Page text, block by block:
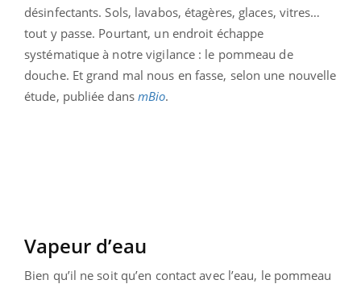
désinfectants. Sols, lavabos, étagères, glaces, vitres…
tout y passe. Pourtant, un endroit échappe
systématique à notre vigilance : le pommeau de
douche. Et grand mal nous en fasse, selon une nouvelle
étude, publiée dans mBio.
Vapeur d’eau
Bien qu’il ne soit qu’en contact avec l’eau, le pommeau